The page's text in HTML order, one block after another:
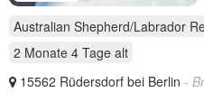
Australian Shepherd/Labrador
2 Monate 4 Tage alt
15562 Rüdersdorf bei Berlin -